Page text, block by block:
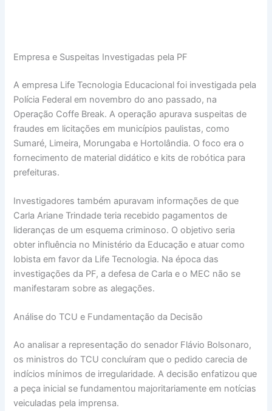
Empresa e Suspeitas Investigadas pela PF
A empresa Life Tecnologia Educacional foi investigada pela
Polícia Federal em novembro do ano passado, na
Operação Coffe Break. A operação apurava suspeitas de
fraudes em licitações em municípios paulistas, como
Sumaré, Limeira, Morungaba e Hortolândia. O foco era o
fornecimento de material didático e kits de robótica para
prefeituras.
Investigadores também apuravam informações de que
Carla Ariane Trindade teria recebido pagamentos de
lideranças de um esquema criminoso. O objetivo seria
obter influência no Ministério da Educação e atuar como
lobista em favor da Life Tecnologia. Na época das
investigações da PF, a defesa de Carla e o MEC não se
manifestaram sobre as alegações.
Análise do TCU e Fundamentação da Decisão
Ao analisar a representação do senador Flávio Bolsonaro,
os ministros do TCU concluíram que o pedido carecia de
indícios mínimos de irregularidade. A decisão enfatizou que
a peça inicial se fundamentou majoritariamente em notícias
veiculadas pela imprensa.